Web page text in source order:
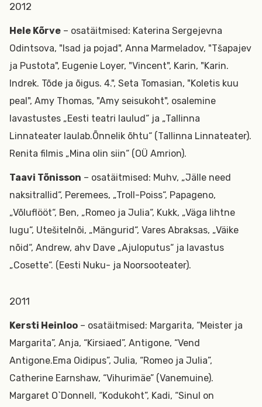
2012
Hele Kõrve – osatäitmised: Katerina Sergejevna
Odintsova, "Isad ja pojad", Anna Marmeladov, "Tšapajev
ja Pustota", Eugenie Loyer, "Vincent", Karin, "Karin.
Indrek. Tõde ja õigus. 4.", Seta Tomasian, "Koletis kuu
peal", Amy Thomas, "Amy seisukoht", osalemine
lavastustes „Eesti teatri laulud“ ja „Tallinna
Linnateater laulab.Õnnelik õhtu“ (Tallinna Linnateater).
Renita filmis „Mina olin siin“ (OÜ Amrion).
Taavi Tõnisson – osatäitmised: Muhv, „Jälle need
naksitrallid“, Peremees, „Troll-Poiss“, Papageno,
„Võluflööt“, Ben, „Romeo ja Julia“, Kukk, „Väga lihtne
lugu“, Utešitelnõi, „Mängurid“, Vares Abraksas, „Väike
nõid“, Andrew, ahv Dave „Ajuloputus“ ja lavastus
„Cosette“. (Eesti Nuku- ja Noorsooteater).
2011
Kersti Heinloo – osatäitmised: Margarita, “Meister ja
Margarita”, Anja, “Kirsiaed”, Antigone, “Vend
Antigone.Ema Oidipus”, Julia, “Romeo ja Julia”,
Catherine Earnshaw, “Vihurimäe” (Vanemuine).
Margaret O`Donnell, “Kodukoht”, Kadi, “Sinul on